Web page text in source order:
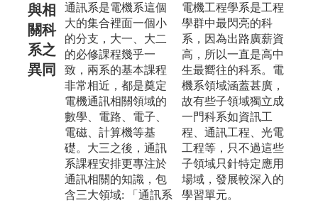
與相
關科
系之
異同
通訊系是電機系這個
大的集合裡面一個小
的分支，大一、大二
的必修課程幾乎一
致，兩系的基本課程
非常相近，都是奠定
電機通訊相關領域的
數學、電路、電子、
電磁、計算機等基
礎。大三之後，通訊
系課程安排更專注於
通訊相關的知識，包
含三大領域: 「通訊系
電機工程學系是工程
學群中最閃亮的科
系，因為出路廣薪資
高，所以一直是高中
生最嚮往的科系。電
機系領域涵蓋甚廣，
故有些子領域獨立成
一門科系如資訊工
程、通訊工程、光電
工程等，只不過這些
子領域只針特定應用
場域，發展較深入的
學習單元。